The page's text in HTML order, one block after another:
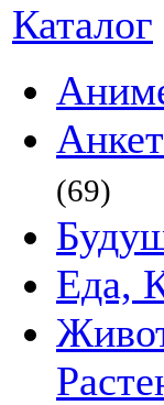
Каталог
(69)
Еда,